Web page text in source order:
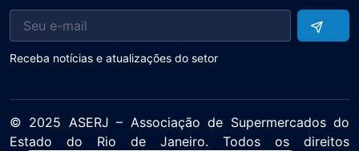
Receba notícias e atualizações do setor
© 2025 ASERJ – Associação de Supermercados do
Estado do Rio de Janeiro. Todos os direitos